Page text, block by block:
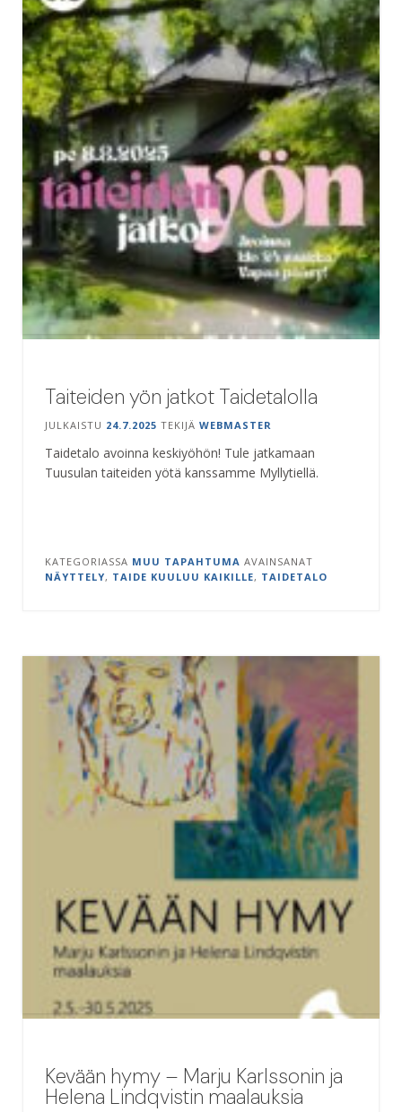
Taiteiden yön jatkot Taidetalolla
JULKAISTU 24.7.2025 TEKIJÄ WEBMASTER
Taidetalo avoinna keskiyöhön! Tule jatkamaan
Tuusulan taiteiden yötä kanssamme Myllytiellä.
KATEGORIASSA MUU TAPAHTUMA AVAINSANAT
NÄYTTELY, TAIDE KUULUU KAIKILLE, TAIDETALO
Kevään hymy – Marju Karlssonin ja
Helena Lindqvistin maalauksia